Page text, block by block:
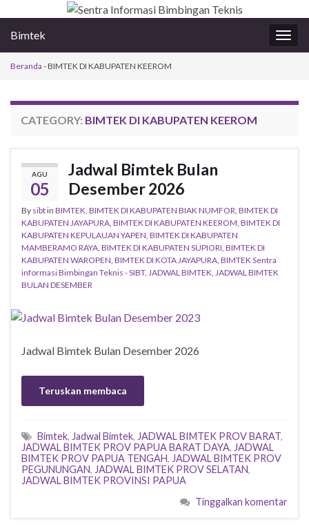
Bimtek
Beranda -BIMTEK DI KABUPATEN KEEROM
CATEGORY: BIMTEK DI KABUPATEN KEEROM
AGU
05
Jadwal Bimtek Bulan
Desember 2026
By sibtin BIMTEK BIMTEK DI KABUPATEN BIAK NUMFOR BIMTEK DI
KABUPATEN JAYAPURA BIMTEK DI KABUPATEN KEEROM BIMTEK DI
KABUPATEN KEPULAUAN YAPEN BIMTEK DI KABUPATEN
MAMBERAMO RAYA BIMTEK DI KABUPATEN SUPIORI BIMTEK DI
KABUPATEN WAROPEN BIMTEK DI KOTA JAYAPURA BIMTEK Sentra
informasi Bimbingan Teknis - SIBT, JADWAL BIMTEK JADWAL BIMTEK
BULAN DESEMBER
Jadwal Bimtek Bulan Desember 2026
Teruskan membaca
Bimtek, Jadwal Bimtek, JADWAL BIMTEK PROV BARAT,
JADWAL BIMTEK PROV PAPUA BARAT DAYA, JADWAL
BIMTEK PROV PAPUA TENGAH, JADWAL BIMTEK PROV
PEGUNUNGAN, JADWAL BIMTEK PROV SELATAN,
JADWAL BIMTEK PROVINSI PAPUA
Tinggalkan komentar